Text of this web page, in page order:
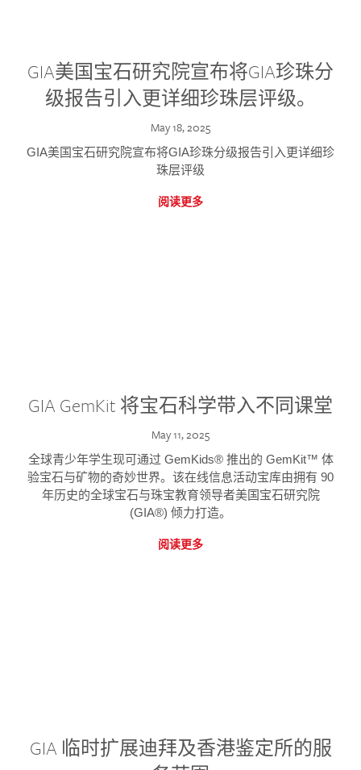
GIA美国宝石研究院宣布将GIA珍珠分
级报告引入更详细珍珠层评级。
May 18, 2025
GIA美国宝石研究院宣布将GIA珍珠分级报告引入更详细珍
珠层评级
阅读更多
GIA GemKit 将宝石科学带入不同课堂
May 11, 2025
全球青少年学生现可通过 GemKids® 推出的 GemKit™ 体
验宝石与矿物的奇妙世界。该在线信息活动宝库由拥有 90
年历史的全球宝石与珠宝教育领导者美国宝石研究院
(GIA®) 倾力打造。
阅读更多
GIA 临时扩展迪拜及香港鉴定所的服